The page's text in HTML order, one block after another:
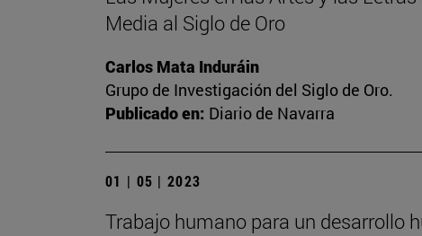
Media al Siglo de Oro
Carlos Mata Induráin
Grupo de Investigación del Siglo de Oro.
Publicado en: Diario de Navarra
01 | 05 | 2023
Trabajo humano para un desarrollo